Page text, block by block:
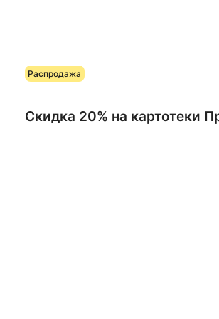
Распродажа
Скидка 20% на картотеки